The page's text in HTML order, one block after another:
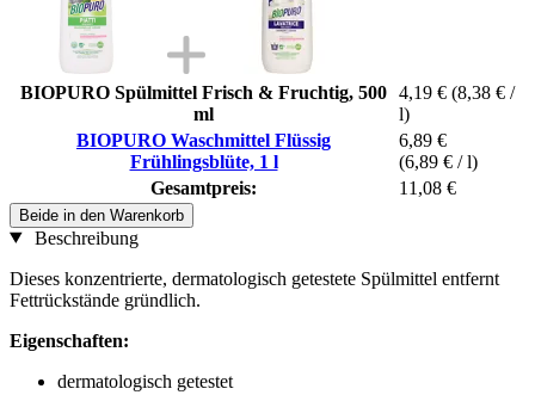
BIOPURO Spülmittel Frisch & Fruchtig, 500
ml
4,19 € (8,38 € /
l)
BIOPURO Waschmittel Flüssig
Frühlingsblüte, 1 l
6,89 €
(6,89 € / l)
Gesamtpreis:
11,08 €
Beide in den Warenkorb
Beschreibung
Dieses konzentrierte, dermatologisch getestete Spülmittel entfernt
Fettrückstände gründlich.
Eigenschaften:
dermatologisch getestet